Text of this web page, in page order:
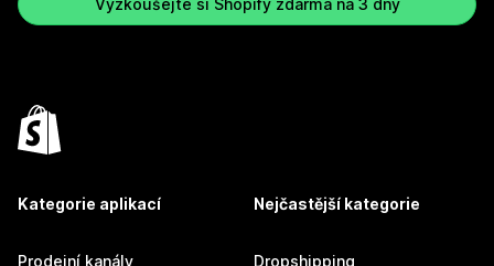
Vyzkoušejte si Shopify zdarma na 3 dny
Kategorie aplikací
Prodejní kanály
Nejčastější kategorie
Dropshipping